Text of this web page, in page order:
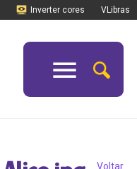
Inverter cores VLibras
Voltar